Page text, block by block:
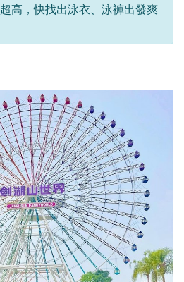
高，快找出泳衣、泳褲出發爽